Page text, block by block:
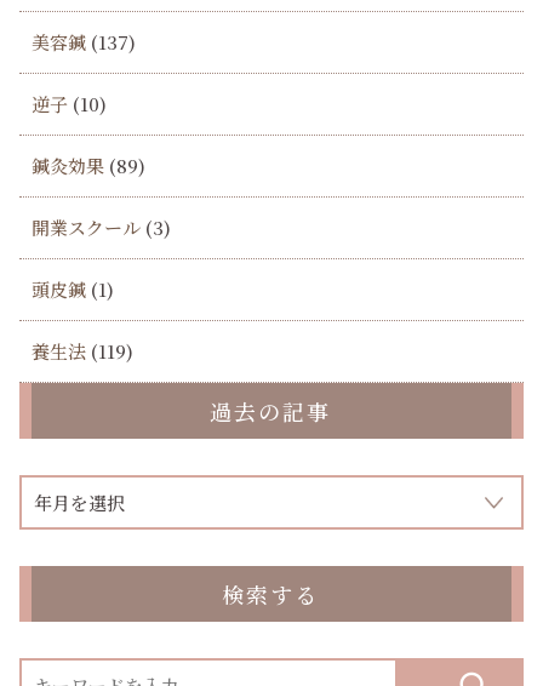
美容鍼 (137)
逆子 (10)
鍼灸効果 (89)
開業スクール (3)
頭皮鍼 (1)
養生法 (119)
過去の記事
検索する